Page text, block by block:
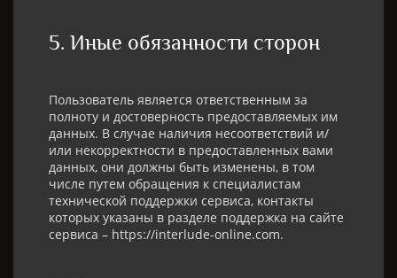
5. Иные обязанности сторон​
Пользователь является ответственным за
полноту и достоверность предоставляемых им
данных. В случае наличия несоответствий и/
или некорректности в предоставленных вами
данных, они должны быть изменены, в том
числе путем обращения к специалистам
технической поддержки сервиса, контакты
которых указаны в разделе поддержка на сайте
сервиса – https://interlude-online.com.